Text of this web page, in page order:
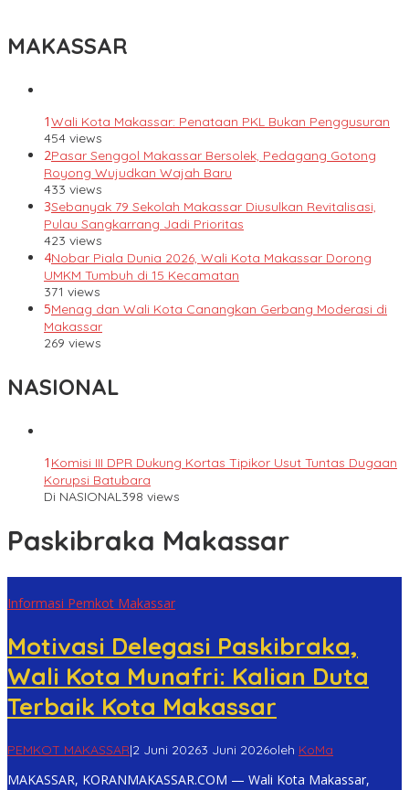
MAKASSAR
1Wali Kota Makassar: Penataan PKL Bukan Penggusuran
454 views
2Pasar Senggol Makassar Bersolek, Pedagang Gotong
Royong Wujudkan Wajah Baru
433 views
3Sebanyak 79 Sekolah Makassar Diusulkan Revitalisasi,
Pulau Sangkarrang Jadi Prioritas
423 views
4Nobar Piala Dunia 2026, Wali Kota Makassar Dorong
UMKM Tumbuh di 15 Kecamatan
371 views
5Menag dan Wali Kota Canangkan Gerbang Moderasi di
Makassar
269 views
NASIONAL
1 Komisi III DPR Dukung Kortas Tipikor Usut Tuntas Dugaan
Korupsi Batubara
Di NASIONAL398 views
Paskibraka Makassar
Informasi Pemkot Makassar
Motivasi Delegasi Paskibraka,
Wali Kota Munafri: Kalian Duta
Terbaik Kota Makassar
PEMKOT MAKASSAR|2 Juni 20263 Juni 2026oleh KoMa
MAKASSAR, KORANMAKASSAR.COM — Wali Kota Makassar,